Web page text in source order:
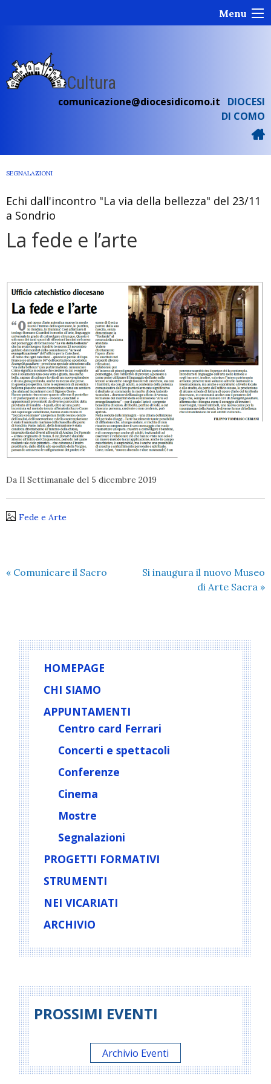
Menu
Cultura
comunicazione@diocesidicomo.it
DIOCESI
DI COMO
SEGNALAZIONI
Echi dall'incontro "La via della bellezza" del 23/11
a Sondrio
La fede e l’arte
Da Il Settimanale del 5 dicembre 2019
Fede e Arte
« Comunicare il Sacro
Si inaugura il nuovo Museo
di Arte Sacra »
HOMEPAGE
CHI SIAMO
APPUNTAMENTI
Centro card Ferrari
Concerti e spettacoli
Conferenze
Cinema
Mostre
Segnalazioni
PROGETTI FORMATIVI
STRUMENTI
NEI VICARIATI
ARCHIVIO
PROSSIMI EVENTI
Archivio Eventi